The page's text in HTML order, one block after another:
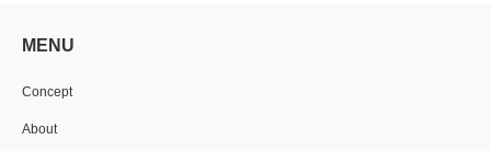
MENU
Concept
About